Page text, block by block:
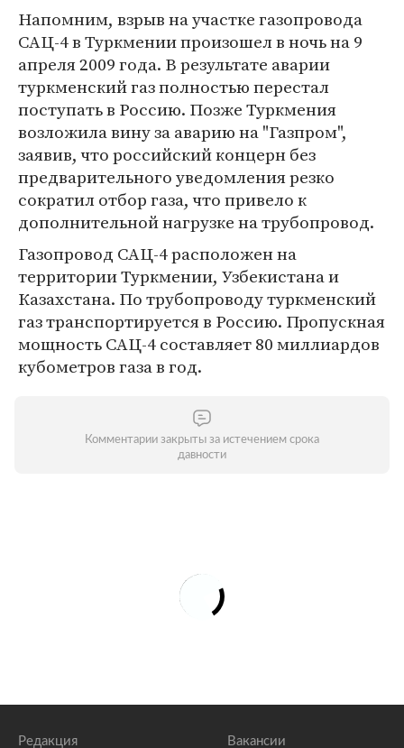
Напомним, взрыв на участке газопровода
САЦ-4 в Туркмении произошел в ночь на 9
апреля 2009 года. В результате аварии
туркменский газ полностью перестал
поступать в Россию. Позже Туркмения
возложила вину за аварию на "Газпром",
заявив, что российский концерн без
предварительного уведомления резко
сократил отбор газа, что привело к
дополнительной нагрузке на трубопровод.
Газопровод САЦ-4 расположен на
территории Туркмении, Узбекистана и
Казахстана. По трубопроводу туркменский
газ транспортируется в Россию. Пропускная
мощность САЦ-4 составляет 80 миллиардов
кубометров газа в год.
Комментарии закрыты за истечением срока
давности
Редакция Вакансии